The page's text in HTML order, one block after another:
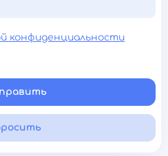
конфиденциальности